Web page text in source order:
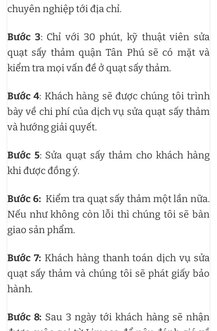
chuyên nghiệp tới địa chỉ.
Bước 3: Chỉ với 30 phút, kỹ thuật viên sửa
quạt sấy thảm quận Tân Phú sẽ có mặt và
kiểm tra mọi vấn đề ở quạt sấy thảm.
Bước 4: Khách hàng sẽ được chúng tôi trình
bày về chi phí của dịch vụ sửa quạt sấy thảm
và hướng giải quyết.
Bước 5: Sửa quạt sấy thảm cho khách hàng
khi được đồng ý.
Bước 6: Kiểm tra quạt sấy thảm một lần nữa.
Nếu như không còn lỗi thì chúng tôi sẽ bàn
giao sản phẩm.
Bước 7: Khách hàng thanh toán dịch vụ sửa
quạt sấy thảm và chúng tôi sẽ phát giấy bảo
hành.
Bước 8: Sau 3 ngày tới khách hàng sẽ nhận